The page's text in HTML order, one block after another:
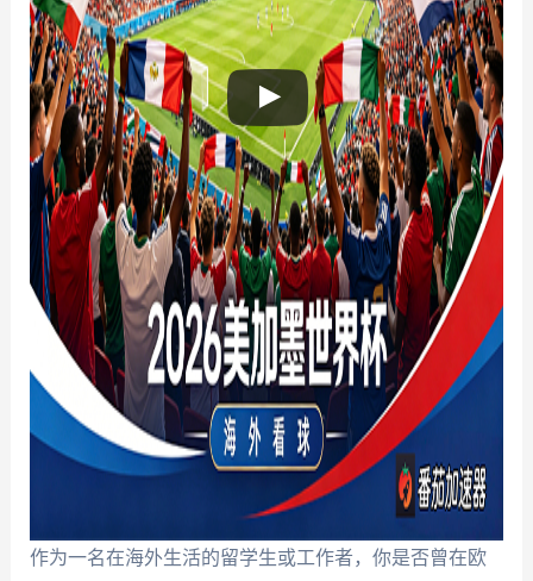
作为一名在海外生活的留学生或工作者，你是否曾在欧